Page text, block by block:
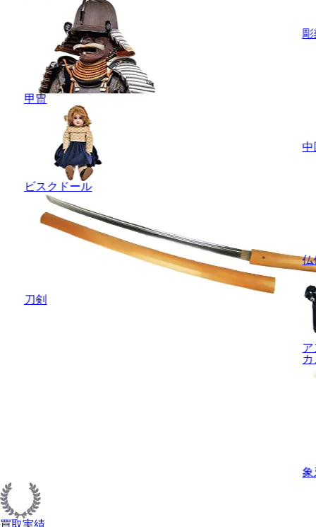
甲冑
ビスクドール
刀剣
彫
中
仏
ア
象
買取実績